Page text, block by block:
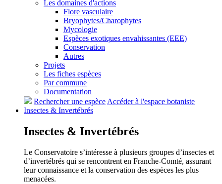
Les domaines d'actions
Flore vasculaire
Bryophytes/Charophytes
Mycologie
Espèces exotiques envahissantes (EEE)
Conservation
Autres
Projets
Les fiches espèces
Par commune
Documentation
Rechercher une espèceAccéder à l'espace botaniste
Insectes & Invertébrés
Insectes & Invertébrés
Le Conservatoire s’intéresse à plusieurs groupes d’insectes et
d’invertébrés qui se rencontrent en Franche-Comté, assurant
leur connaissance et la conservation des espèces les plus
menacées.